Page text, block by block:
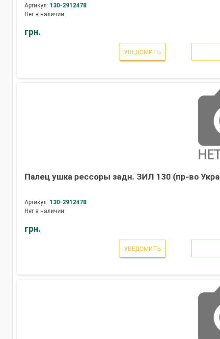
Артикул: 130-2912478
Нет в наличии
грн.
УВЕДОМИТЬ
Палец ушка рессоры задн. ЗИЛ 130 (пр-во
Артикул: 130-2912478
Нет в наличии
грн.
УВЕДОМИТЬ